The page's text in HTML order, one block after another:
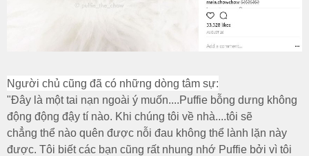
Người chủ cũng đã có những dòng tâm sự:
"Đây là một tai nạn ngoài ý muốn....Puffie bỗng dưng không
động động đậy tí nào. Khi chúng tôi về nhà....tôi sẽ
chẳng thể nào quên được nỗi đau không thể lành lặn này
được. Tôi biết các bạn cũng rất nhung nhớ Puffie bởi vì tôi